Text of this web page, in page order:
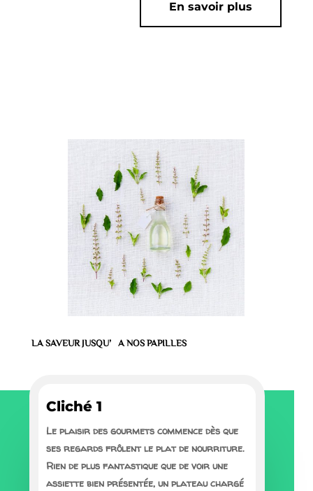
En savoir plus
LA SAVEUR JUSQU’A NOS PAPILLES
Cliché 1
Le plaisir des gourmets commence dès que
ses regards frôlent le plat de nourriture.
Rien de plus fantastique que de voir une
assiette bien présentée, un plateau chargé